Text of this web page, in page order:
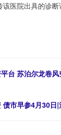
医院出具的诊
台 苏泊尔龙卷
债市早参4月30日